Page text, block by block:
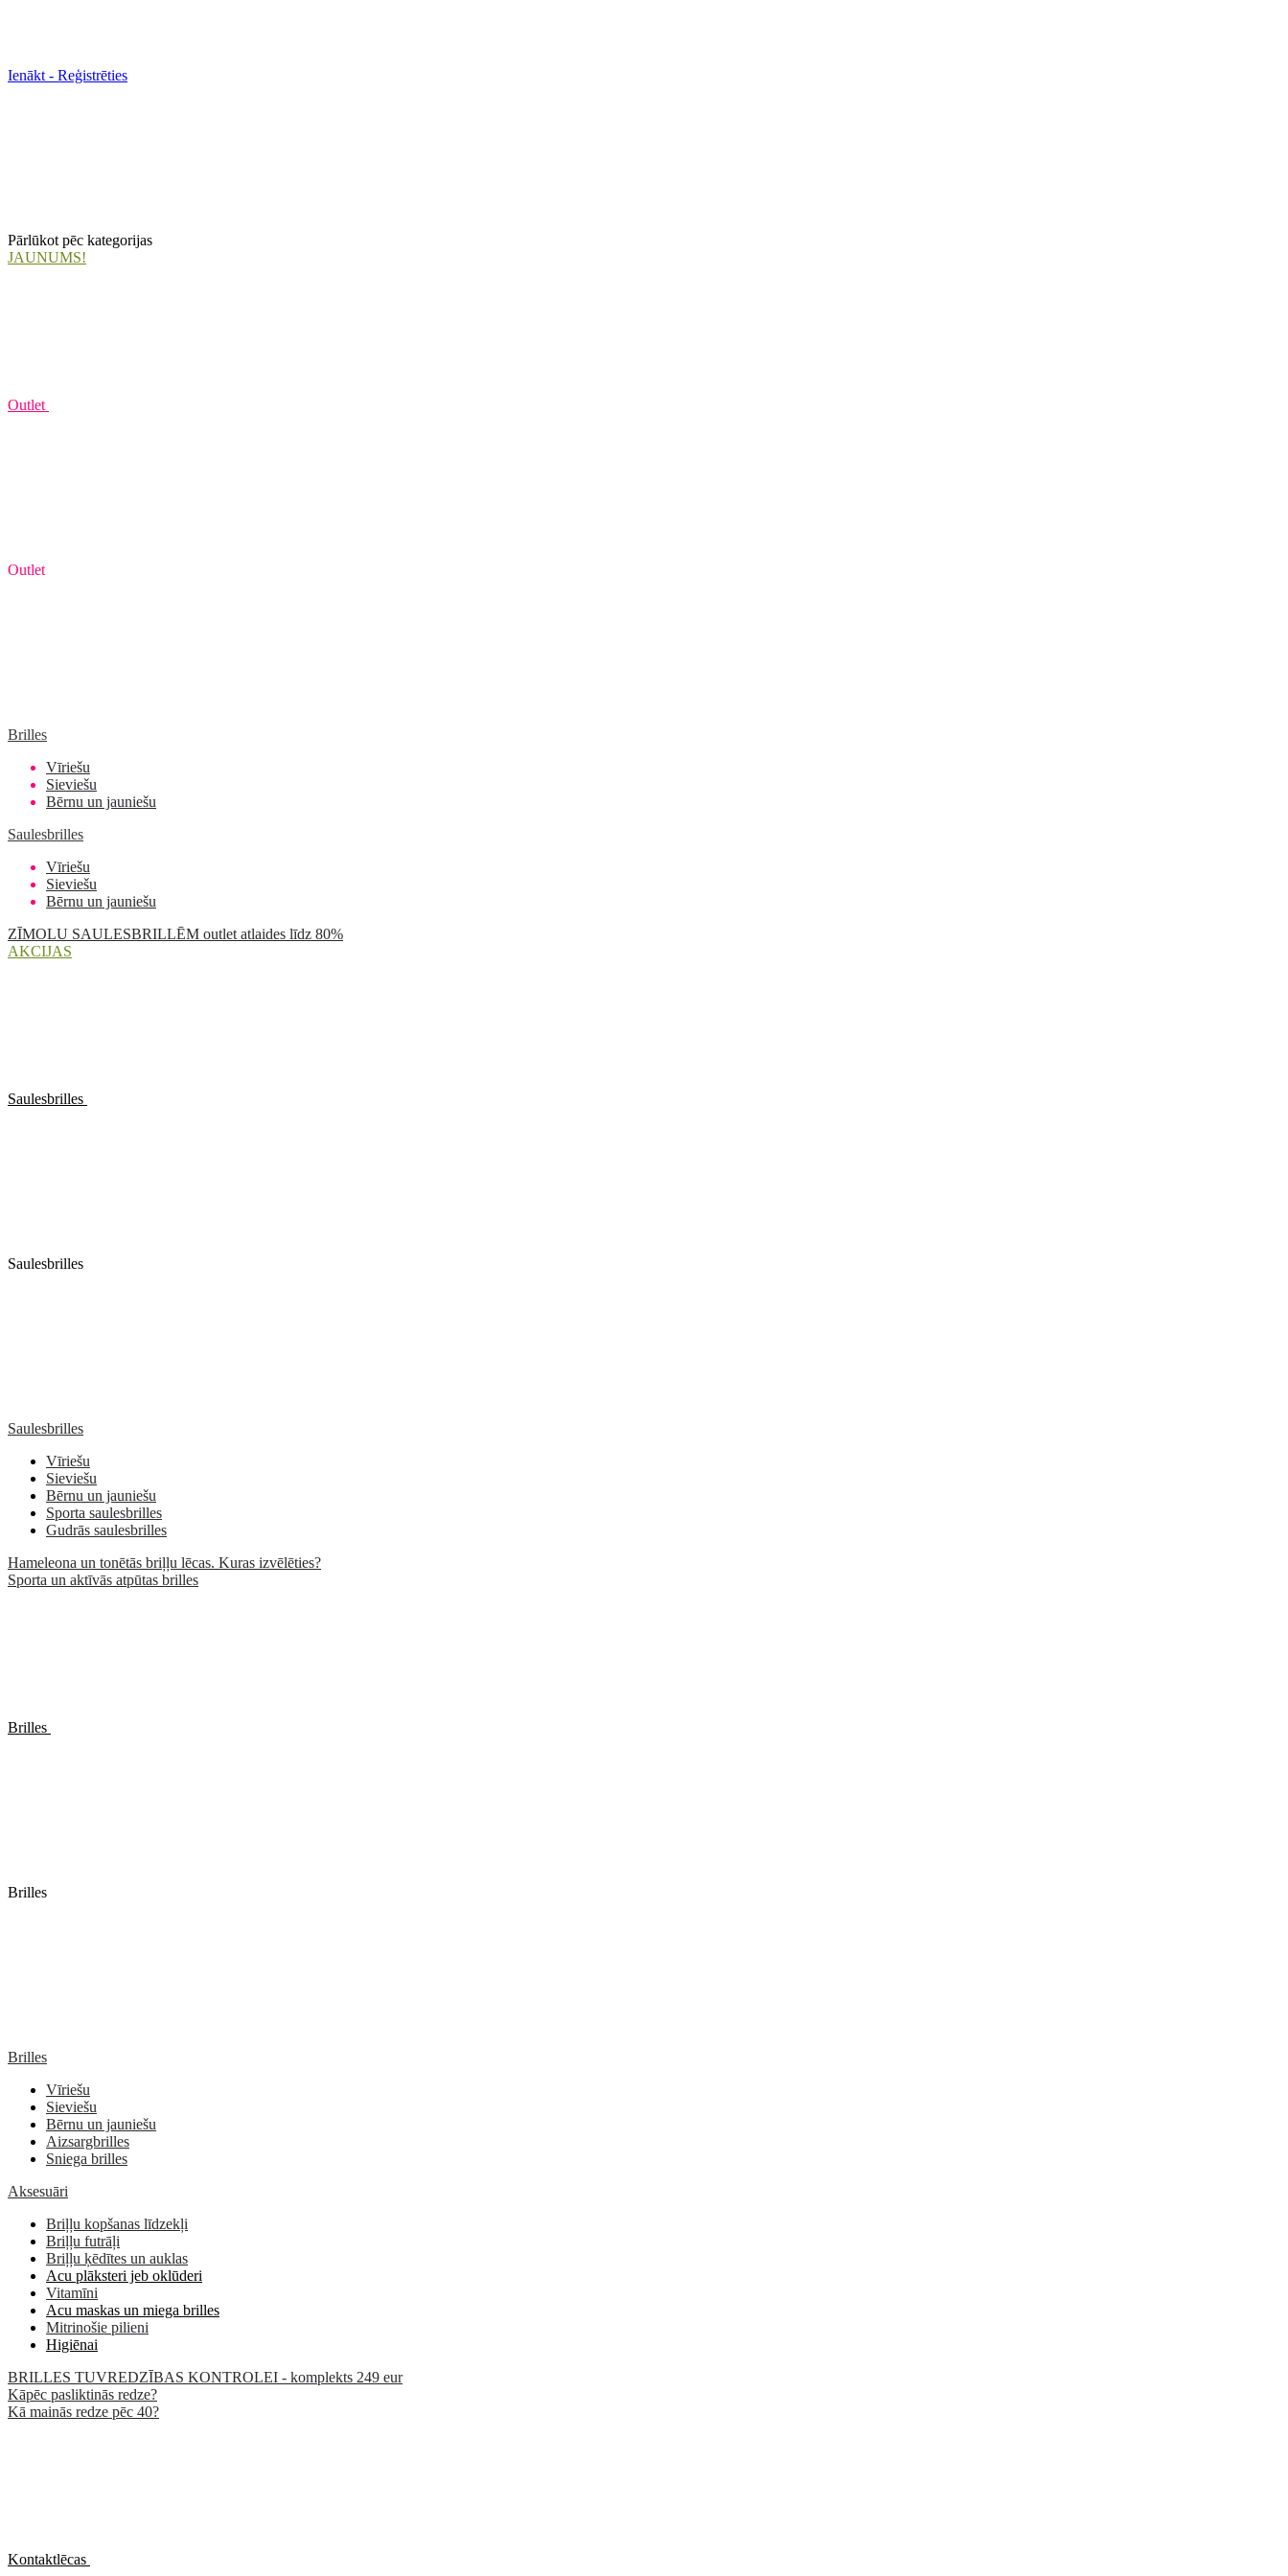
Ienākt - Reģistrēties
Pārlūkot pēc kategorijas
JAUNUMS!
Outlet
Outlet
Brilles
Vīriešu
Sieviešu
Bērnu un jauniešu
Saulesbrilles
Vīriešu
Sieviešu
Bērnu un jauniešu
ZĪMOLU SAULESBRILLĒM outlet atlaides līdz 80%
AKCIJAS
Saulesbrilles
Saulesbrilles
Saulesbrilles
Vīriešu
Sieviešu
Bērnu un jauniešu
Sporta saulesbrilles
Gudrās saulesbrilles
Hameleona un tonētās briļļu lēcas. Kuras izvēlēties?
Sporta un aktīvās atpūtas brilles
Brilles
Brilles
Brilles
Vīriešu
Sieviešu
Bērnu un jauniešu
Aizsargbrilles
Sniega brilles
Aksesuāri
Briļļu kopšanas līdzekļi
Briļļu futrāļi
Briļļu ķēdītes un auklas
Acu plāksteri jeb oklūderi
Vitamīni
Acu maskas un miega brilles
Mitrinošie pilieni
Higiēnai
BRILLES TUVREDZĪBAS KONTROLEI - komplekts 249 eur
Kāpēc pasliktinās redze?
Kā mainās redze pēc 40?
Kontaktlēcas